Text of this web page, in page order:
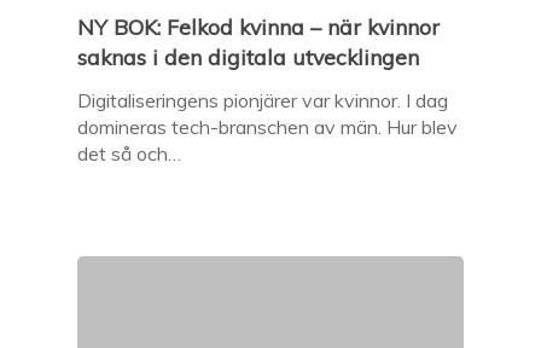
NY BOK: Felkod kvinna – när kvinnor
saknas i den digitala utvecklingen
Digitaliseringens pionjärer var kvinnor. I dag
domineras tech-branschen av män. Hur blev
det så och…